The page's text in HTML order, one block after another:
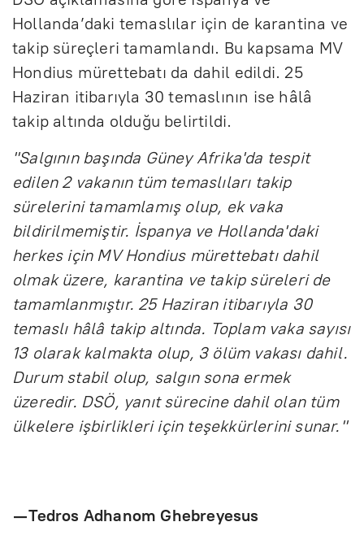
Hollanda’daki temaslılar için de karantina ve
takip süreçleri tamamlandı. Bu kapsama MV
Hondius mürettebatı da dahil edildi. 25
Haziran itibarıyla 30 temaslının ise hâlâ
takip altında olduğu belirtildi.
"Salgının başında Güney Afrika'da tespit
edilen 2 vakanın tüm temaslıları takip
sürelerini tamamlamış olup, ek vaka
bildirilmemiştir. İspanya ve Hollanda'daki
herkes için MV Hondius mürettebatı dahil
olmak üzere, karantina ve takip süreleri de
tamamlanmıştır. 25 Haziran itibarıyla 30
temaslı hâlâ takip altında. Toplam vaka sayısı
13 olarak kalmakta olup, 3 ölüm vakası dahil.
Durum stabil olup, salgın sona ermek
üzeredir. DSÖ, yanıt sürecine dahil olan tüm
ülkelere işbirlikleri için teşekkürlerini sunar."
— Tedros Adhanom Ghebreyesus